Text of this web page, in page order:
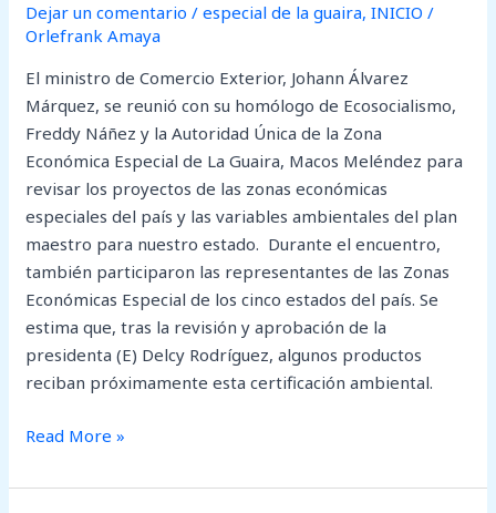
Dejar un comentario /especial de la guaira,INICIO /
Orlefrank Amaya
El ministro de Comercio Exterior, Johann Álvarez
Márquez, se reunió con su homólogo de Ecosocialismo,
Freddy Náñez y la Autoridad Única de la Zona
Económica Especial de La Guaira, Macos Meléndez para
revisar los proyectos de las zonas económicas
especiales del país y las variables ambientales del plan
maestro para nuestro estado. Durante el encuentro,
también participaron las representantes de las Zonas
Económicas Especial de los cinco estados del país. Se
estima que, tras la revisión y aprobación de la
presidenta (E) Delcy Rodríguez, algunos productos
reciban próximamente esta certificación ambiental.
Read More »